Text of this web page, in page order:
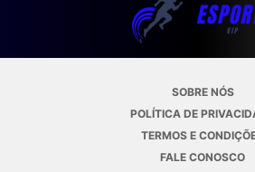
SOBRE NÓS
POLÍTICA DE
TERMOS E
FALE CONOSCO